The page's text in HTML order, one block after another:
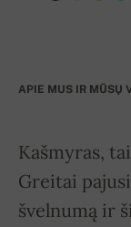
APIE MUS IR MŪSŲ
Kašmyras,
Greitai
švelnumą ir